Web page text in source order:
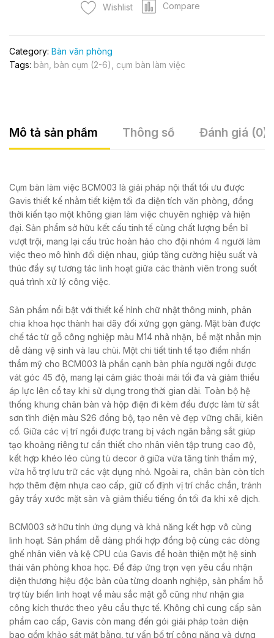
Wishlist Compare
Category: Bàn văn phòng
Tags: bàn bàn cụm (2-6) cụm bàn làm việc
Mô tả sản phẩm Thông số Đánh giá (0)
Cụm bàn làm việc BCM003 là giải pháp nội thất tối ưu được
Gavis thiết kế nhằm tiết kiệm tối đa diện tích văn phòng, đồng
thời kiến tạo một không gian làm việc chuyên nghiệp và hiện
đại. Sản phẩm sở hữu kết cấu tinh tế cùng chất lượng bền bỉ
vượt trội, mang lại cấu trúc hoàn hảo cho đội nhóm 4 người làm
việc theo mô hình đối diện nhau, giúp tăng cường hiệu suất và
thúc đẩy sự tương tác linh hoạt giữa các thành viên trong suốt
quá trình xử lý công việc.
Sản phẩm nổi bật với thiết kế hình chữ nhật thông minh, phân
chia khoa học thành hai dãy đối xứng gọn gàng. Mặt bàn được
chế tác từ gỗ công nghiệp màu M14 nhã nhặn, bề mặt nhẵn mịn
dễ dàng vệ sinh và lau chùi. Một chi tiết tinh tế tạo điểm nhấn
thẩm mỹ cho BCM003 là phần cạnh bàn phía người ngồi được
vát góc 45 độ, mang lại cảm giác thoải mái tối đa và giảm thiểu
áp lực lên cổ tay khi sử dụng trong thời gian dài. Toàn bộ hệ
thống khung chân bàn và hộp điện đi kèm đều được làm từ sắt
sơn tĩnh điện màu S26 đồng bộ, tạo nên vẻ đẹp vững chãi, kiên
cố. Giữa các vị trí ngồi được trang bị vách ngăn bằng sắt giúp
tạo khoảng riêng tư cần thiết cho nhân viên tập trung cao độ,
kết hợp khéo léo cùng tủ decor ở giữa vừa tăng tính thẩm mỹ,
vừa hỗ trợ lưu trữ các vật dụng nhỏ. Ngoài ra, chân bàn còn tích
hợp thêm đệm nhựa cao cấp, giữ cố định vị trí chắc chắn, tránh
gây trầy xước mặt sàn và giảm thiểu tiếng ồn tối đa khi xê dịch.
BCM003 sở hữu tính ứng dụng và khả năng kết hợp vô cùng
linh hoạt. Sản phẩm dễ dàng phối hợp đồng bộ cùng các dòng
ghế nhân viên và kệ CPU của Gavis để hoàn thiện một hệ sinh
thái văn phòng khoa học. Để đáp ứng trọn vẹn yêu cầu nhận
diện thương hiệu độc bản của từng doanh nghiệp, sản phẩm hỗ
trợ tùy biến linh hoạt về màu sắc mặt gỗ cũng như nhận gia
công kích thước theo yêu cầu thực tế. Không chỉ cung cấp sản
phẩm cao cấp, Gavis còn mang đến gói giải pháp toàn diện
bao gồm khảo sát mặt bằng, tư vấn bố trí công năng và dựng